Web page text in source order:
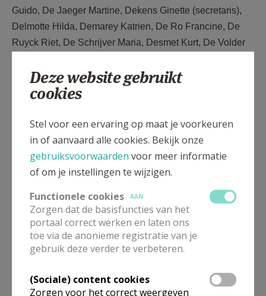
Guido, De Jaeger Martine, Dekens Ginette (secretaris),
Delmotte Hilda, Demarey Katrien, De Ro Francine, De
Ruyck Riet, De Schrijver Maria, Desmet Kurt, De Volder
De Winter Mieke, Dhondt Nancy, Hofman Laura, Huys
Bert, Laureys Marita, Neirinck Frans (moderator),
Rogge Hilde, E.H. Van Acker Rudy (pastoor-deken),
Vandermeeren Freddy, Van de Velde Ellen, Van Haute
Hervé, Vanhauwaert Gabriël, Van Heirzeele Johan, Van
Huffel Joris, Van Lerberghe Marleen, Vanobbergen
Vermeulen Nicolas, Vlaemynck Dirk.
Het parochiaal beraad
Vanaf het werkjaar 2021-2022 bestaat er in onze
samenkomsten van het parochiaal beraad is in principe
Deze website gebruikt
cookies
Stel voor een ervaring op maat je voorkeuren
in of aanvaard alle cookies. Bekijk onze
gebruiksvoorwaarden voor meer informatie
of om je instellingen te wijzigen.
Functionele cookies
AAN
Zorgen dat de basisfuncties van het
portaal correct werken en laten ons
toe via de anonieme registratie van je
gebruik deze verder te verbeteren.
(Sociale) content cookies
Zorgen voor het correct weergeven